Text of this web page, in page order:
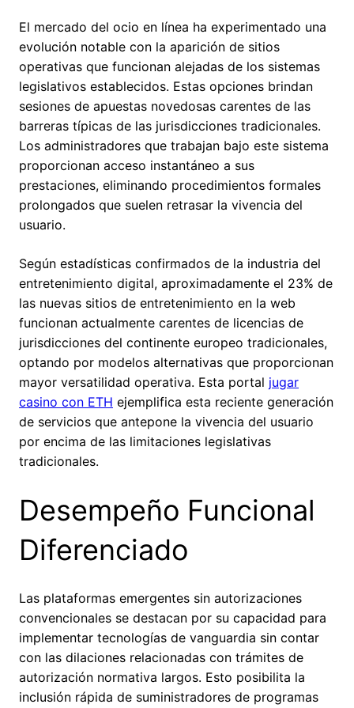
El mercado del ocio en línea ha experimentado una
evolución notable con la aparición de sitios
operativas que funcionan alejadas de los sistemas
legislativos establecidos. Estas opciones brindan
sesiones de apuestas novedosas carentes de las
barreras típicas de las jurisdicciones tradicionales.
Los administradores que trabajan bajo este sistema
proporcionan acceso instantáneo a sus
prestaciones, eliminando procedimientos formales
prolongados que suelen retrasar la vivencia del
usuario.
Según estadísticas confirmados de la industria del
entretenimiento digital, aproximadamente el 23% de
las nuevas sitios de entretenimiento en la web
funcionan actualmente carentes de licencias de
jurisdicciones del continente europeo tradicionales,
optando por modelos alternativas que proporcionan
mayor versatilidad operativa. Esta portal jugar
casino con ETH ejemplifica esta reciente generación
de servicios que antepone la vivencia del usuario
por encima de las limitaciones legislativas
tradicionales.
Desempeño Funcional
Diferenciado
Las plataformas emergentes sin autorizaciones
convencionales se destacan por su capacidad para
implementar tecnologías de vanguardia sin contar
con las dilaciones relacionadas con trámites de
autorización normativa largos. Esto posibilita la
inclusión rápida de suministradores de programas